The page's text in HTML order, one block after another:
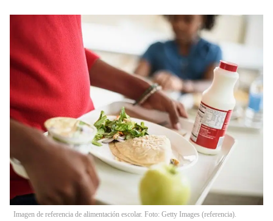
Imagen de referencia de alimentación escolar. Foto: Getty Images (referencia).